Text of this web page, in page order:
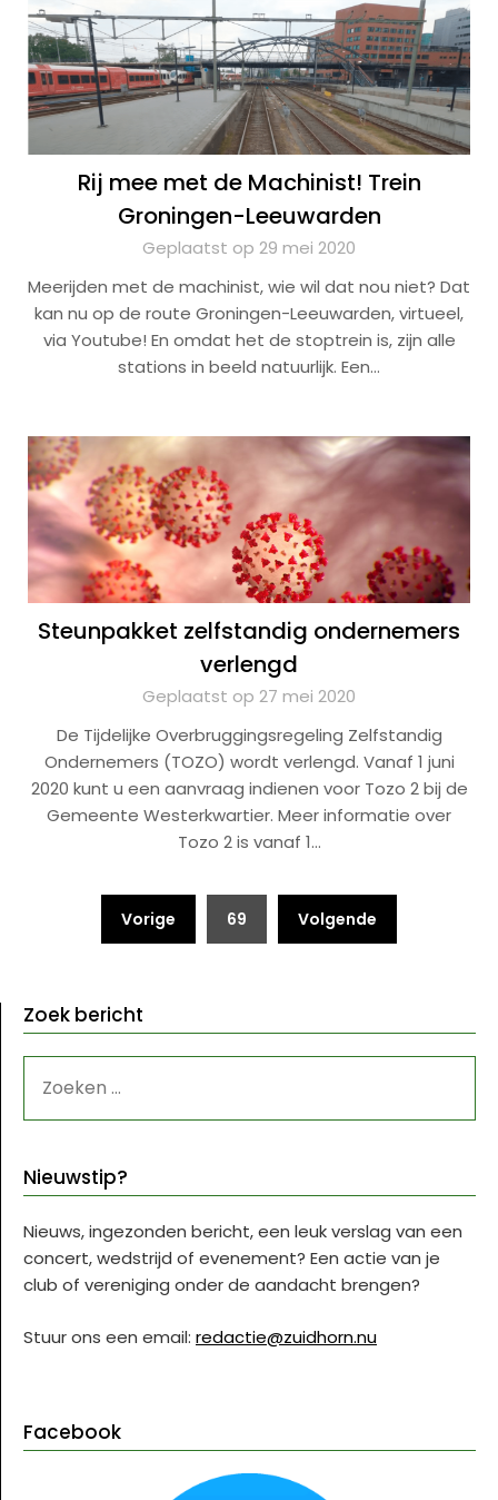
Rij mee met de Machinist! Trein
Groningen-Leeuwarden
Geplaatst op 29 mei 2020
Meerijden met de machinist, wie wil dat nou niet? Dat
kan nu op de route Groningen-Leeuwarden, virtueel,
via Youtube! En omdat het de stoptrein is, zijn alle
stations in beeld natuurlijk. Een…
Steunpakket zelfstandig ondernemers
verlengd
Geplaatst op 27 mei 2020
De Tijdelijke Overbruggingsregeling Zelfstandig
Ondernemers (TOZO) wordt verlengd. Vanaf 1 juni
2020 kunt u een aanvraag indienen voor Tozo 2 bij de
Gemeente Westerkwartier. Meer informatie over
Tozo 2 is vanaf 1…
Berichten
paginering
Vorige 69 Volgende
Zoek bericht
NAAR:
Nieuwstip?
Nieuws, ingezonden bericht, een leuk verslag van een
concert, wedstrijd of evenement? Een actie van je
club of vereniging onder de aandacht brengen?
Stuur ons een email: redactie@zuidhorn.nu
Facebook